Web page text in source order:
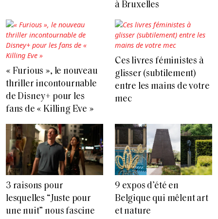
à Bruxelles
« Furious », le nouveau
thriller incontournable
de Disney+ pour les
fans de « Killing Eve »
Ces livres féministes à
glisser (subtilement)
entre les mains de votre
mec
3 raisons pour
lesquelles “Juste pour
une nuit” nous fascine
9 expos d’été en
Belgique qui mêlent art
et nature